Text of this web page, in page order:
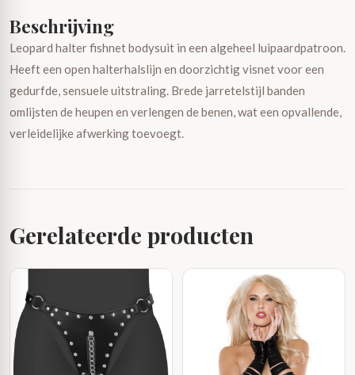
Beschrijving
Leopard halter fishnet bodysuit in een algeheel luipaardpatroon.
Heeft een open halterhalslijn en doorzichtig visnet voor een
gedurfde, sensuele uitstraling. Brede jarretelstijl banden
omlijsten de heupen en verlengen de benen, wat een opvallende,
verleidelijke afwerking toevoegt.
Gerelateerde producten